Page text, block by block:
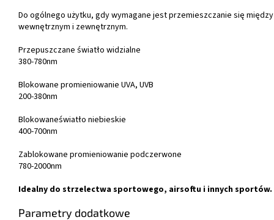
Do ogólnego użytku, gdy wymagane jest przemieszczanie się
wewnętrznym i zewnętrznym.
Przepuszczane światło widzialne
380-780nm
Blokowane promieniowanie UVA, UVB
200-380nm
Blokowaneświatło niebieskie
400-700nm
Zablokowane promieniowanie podczerwone
780-2000nm
Idealny do strzelectwa sportowego, airsoftu i innych sportów.
Parametry dodatkowe